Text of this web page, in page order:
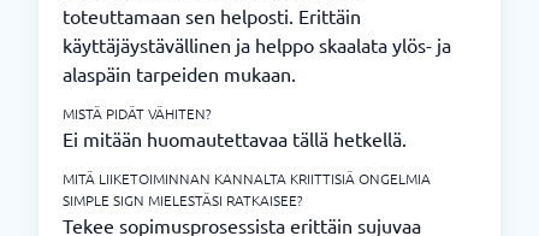
toteuttamaan sen helposti. Erittäin
käyttäjäystävällinen ja helppo skaalata ylös- ja
alaspäin tarpeiden mukaan.
MISTÄ PIDÄT VÄHITEN?
Ei mitään huomautettavaa tällä hetkellä.
MITÄ LIIKETOIMINNAN KANNALTA KRIITTISIÄ ONGELMIA
SIMPLE SIGN MIELESTÄSI RATKAISEE?
Tekee sopimusprosessista erittäin sujuvaa